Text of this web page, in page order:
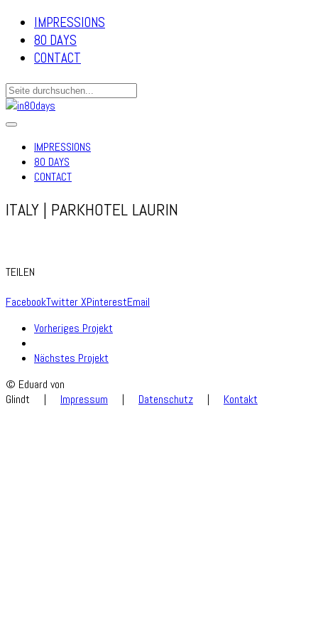
IMPRESSIONS
80 DAYS
CONTACT
IMPRESSIONS
80 DAYS
CONTACT
ITALY | PARKHOTEL LAURIN
TEILEN
FacebookTwitter XPinterestEmail
Vorheriges Projekt
Nächstes Projekt
© Eduard von
Glindt
| Impressum | Datenschutz | Kontakt